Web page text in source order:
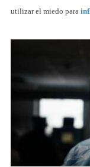
utilizar el miedo para